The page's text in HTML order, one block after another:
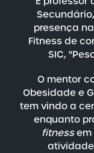
presença
Fitness de
SIC,
O mentor
Obesidade e
tem vindo a
enquanto
fitnessem